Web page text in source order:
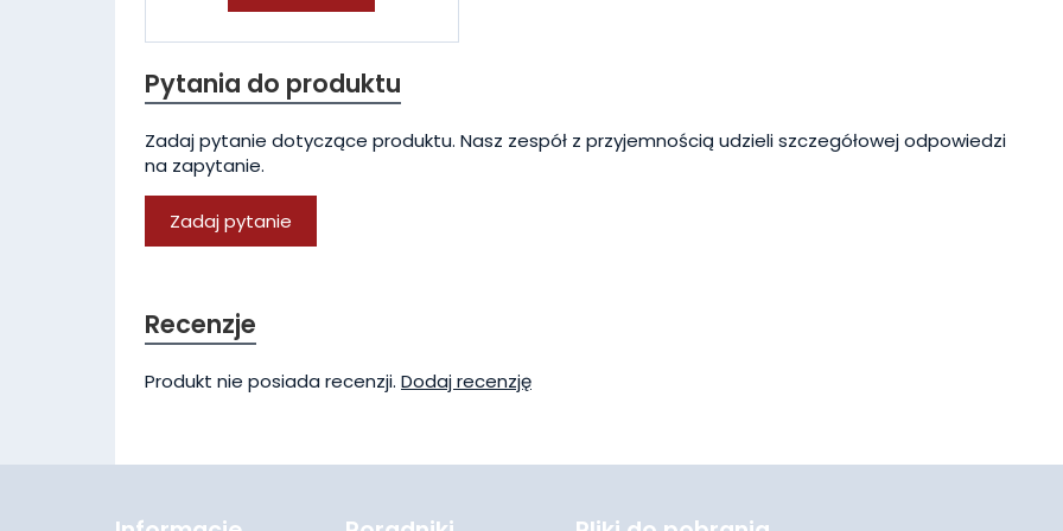
Pytania do produktu
Zadaj pytanie dotyczące produktu. Nasz zespół z przyjemnością udzieli szczegółowej odpowiedzi
na zapytanie.
Zadaj pytanie
Recenzje
Produkt nie posiada recenzji. Dodaj recenzję